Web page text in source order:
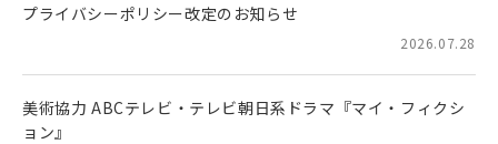
2026.07.28
プライバシーポリシー改定のお知らせ
美術協力 ABCテレビ・テレビ朝日系ドラマ『マイ・フィクシ
ョン』